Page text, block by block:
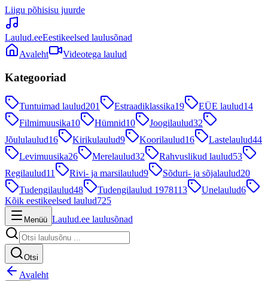
Liigu põhisisu juurde
Laulud.eeEestikeelsed laulusõnad
Avaleht
Videotega laulud
Kategooriad
Tuntuimad laulud201 Estraadiklassika19 EÜE laulud14
Filmimuusika10 Hümnid10 Joogilaulud32
Jõululaulud16 Kirikulaulud9 Koorilaulud16 Lastelaulud44
Levimuusika26 Merelaulud32 Rahvuslikud laulud53
Regilaulud11 Rivi- ja marsilaulud9 Sõduri- ja sõjalaulud20
Tudengilaulud48 Tudengilaulud 1978113 Unelaulud6
Kõik eestikeelsed laulud725
Menüü Laulud.ee laulusõnad
Otsi
Avaleht